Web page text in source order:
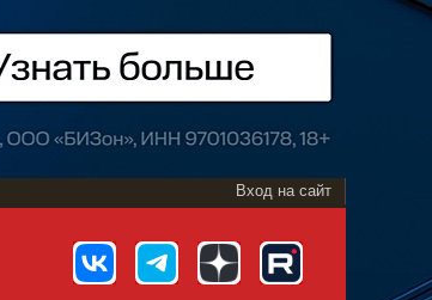
Вход на сайт